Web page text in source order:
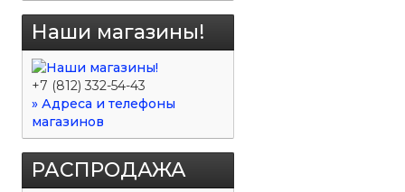
Наши магазины!
+7 (812) 332-54-43
» Адреса и телефоны
магазинов
РАСПРОДАЖА